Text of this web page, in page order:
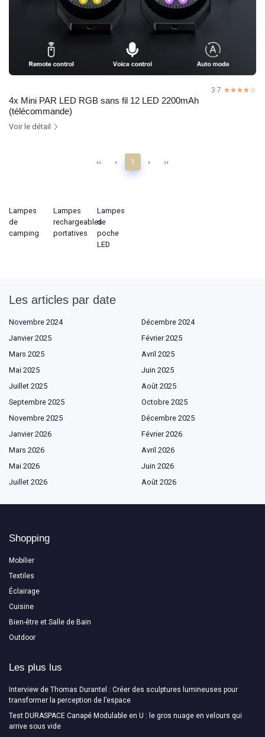
3.7 ☆☆☆☆☆
★★★★★
4x Mini PAR LED RGB sans fil 12 LED 2200mAh
(télécommande)
Voir le détail
‹‹ ‹ 1 › ››
Lampes
de
camping
Lampes
rechargeables
portatives
Lampes
de
poche
LED
Les articles par date
Novembre 2024
Décembre 2024
Janvier 2025
Février 2025
Mars 2025
Avril 2025
Mai 2025
Juin 2025
Juillet 2025
Août 2025
Septembre 2025
Octobre 2025
Novembre 2025
Décembre 2025
Janvier 2026
Février 2026
Mars 2026
Avril 2026
Mai 2026
Juin 2026
Juillet 2026
Août 2026
Shopping
Mobilier
Textiles
Éclairage
Cuisine
Bien-être et Salle de Bain
Outdoor
Les plus lus
Interview de Thomas Durantel : Créer des sculptures lumineuses pour
transformer la perception de l’espace
Test DURASPACE Canapé Modulable en U : le gros nuage en velours qui
arrive sous vide